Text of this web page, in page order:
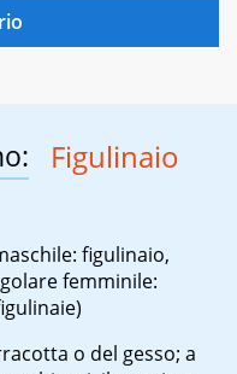
Figulinaio
figulinaio,
femminile:
o del gesso; a